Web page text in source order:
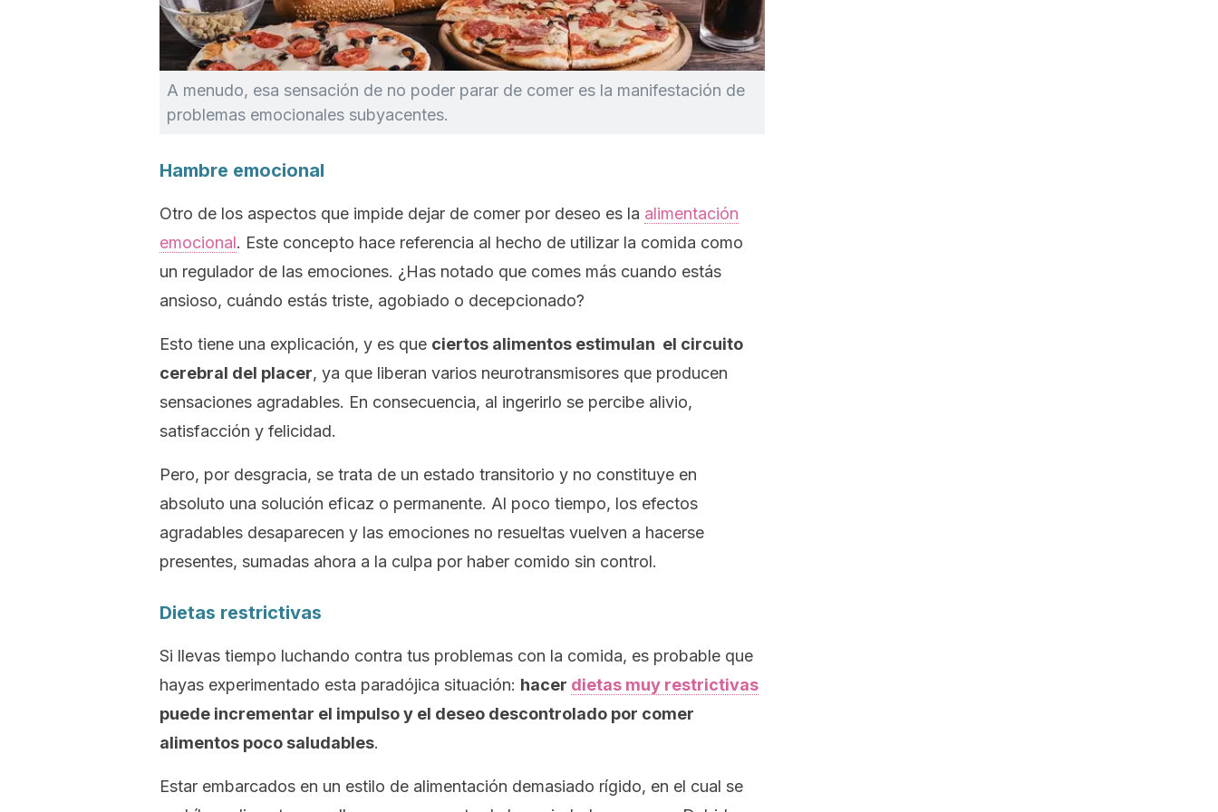
A menudo, esa sensación de no poder parar de comer es la manifestación de
problemas emocionales subyacentes.
Hambre emocional
Otro de los aspectos que impide dejar de comer por deseo es la alimentación
emocional. Este concepto hace referencia al hecho de utilizar la comida como
un regulador de las emociones. ¿Has notado que comes más cuando estás
ansioso, cuándo estás triste, agobiado o decepcionado?
Esto tiene una explicación, y es que ciertos alimentos estimulan el circuito
cerebral del placer, ya que liberan varios neurotransmisores que producen
sensaciones agradables. En consecuencia, al ingerirlo se percibe alivio,
satisfacción y felicidad.
Pero, por desgracia, se trata de un estado transitorio y no constituye en
absoluto una solución eficaz o permanente. Al poco tiempo, los efectos
agradables desaparecen y las emociones no resueltas vuelven a hacerse
presentes, sumadas ahora a la culpa por haber comido sin control.
Dietas restrictivas
Si llevas tiempo luchando contra tus problemas con la comida, es probable que
hayas experimentado esta paradójica situación: hacer dietas muy restrictivas
puede incrementar el impulso y el deseo descontrolado por comer
alimentos poco saludables.
Estar embarcados en un estilo de alimentación demasiado rígido, en el cual se